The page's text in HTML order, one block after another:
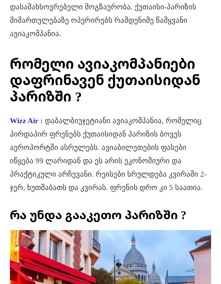
დასამახსოვრებელი მოგზაურობა. ქუთაისი-პარიზის
მიმართულებაზე ოპერირებს რამდენიმე წამყვანი
ავიაკომპანია.
რომელი ავიაკომპანიები
დაფრინავენ ქუთაისიდან
პარიზში ?
Wizz Air : დაბალბიუჯეტიანი ავიაკომპანია, რომელიც
პირდაპირ ფრენებს ქუთაისიდან პარიზის ბოვეს
აეროპორტში ასრულებს. ავიაბილეთების ფასები
იწყება 99 ლარიდან და ეს არის ეკონომიური და
პრაქტიკული არჩევანი. რეისები სრულდება კვირაში 2-
ჯერ, ხუთშაბათს და კვირას. ფრენის დრო კი 5 საათია.
რა უნდა გააკეთო პარიზში ?